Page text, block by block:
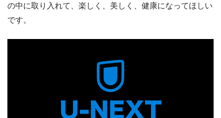
の中に取り入れて、楽しく、美しく、健康になってほしい
です。